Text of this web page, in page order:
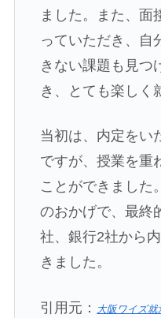
ました。また、面
っていただき、自
きない課題も見つ
き、とても楽しく
当初は、内定をい
ですが、授業を重
ことができました
のおかげで、最終
社、銀行2社から
きました。
引用元： 大阪ワイズ